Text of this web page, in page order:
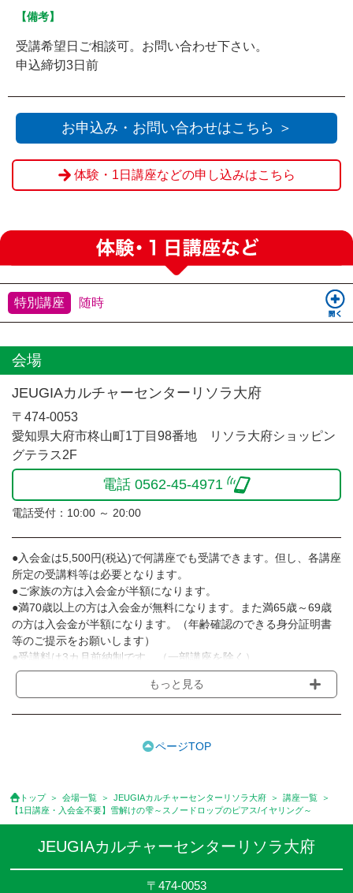
【備考】
受講希望日ご相談可。お問い合わせ下さい。
申込締切3日前
お申込み・お問い合わせはこちら ＞
体験・1日講座などの申し込みはこちら
特別講座 随時
会場
JEUGIAカルチャーセンターリソラ大府
〒474-0053
愛知県大府市柊山町1丁目98番地 リソラ大府ショッピン
グテラス2F
電話 0562-45-4971
電話受付：10:00 ～ 20:00
●入会金は5,500円(税込)で何講座でも受講できます。但し、各講座
所定の受講料等は必要となります。
●ご家族の方は入会金が半額になります。
●満70歳以上の方は入会金が無料になります。また満65歳～69歳
の方は入会金が半額になります。（年齢確認のできる身分証明書
等のご提示をお願いします）
●受講料は3カ月前納制です。（一部講座を除く）
●受講料には運営費として１講座につき月額770円(税込)が含まれ
ております。また一部の講座では別途傷害保険料も含まれており
用は含まれておりません。
のでご確認ください。
●参加人数が一定に満たない場合、体験や講座開講を中止または延
期することがあります。
●その他、詳しい内容については、ご入会時にご説明をさせていた
だきます。
もっと見る
ページTOP
トップ 会場一覧 JEUGIAカルチャーセンターリソラ大府
講座一覧
【1日講座・入会金不要】雪解けの雫～スノードロップのピアス/イヤリング～
JEUGIAカルチャーセンターリソラ大府
〒474-0053